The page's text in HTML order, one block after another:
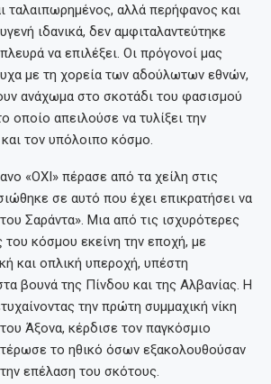
ταλαιπωρημένος, αλλά περήφανος και
ιδανικά, δεν αμφιταλαντεύτηκε
να επιλέξει. Οι πρόγονοί μας
με τη χορεία των αδούλωτων εθνών,
ανάχωμα στο σκοτάδι του φασισμού
οποίο απειλούσε να τυλίξει την
τον υπόλοιπο κόσμο.
«ΟΧΙ» πέρασε από τα χείλη στις
σε αυτό που έχει επικρατήσει να
Σαράντα». Μια από τις ισχυρότερες
του κόσμου εκείνη την εποχή, με
και οπλική υπεροχή, υπέστη
βουνά της Πίνδου και της Αλβανίας. Η
την πρώτη συμμαχική νίκη
Άξονα, κέρδισε τον παγκόσμιο
το ηθικό όσων εξακολουθούσαν
επέλαση του σκότους.